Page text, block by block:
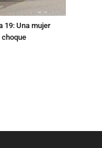
19: Una mujer